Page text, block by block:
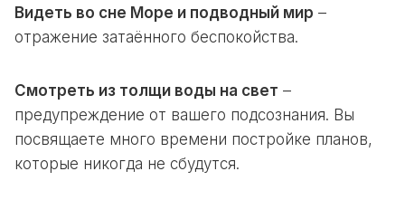
Видеть во сне Море и подводный мир –
отражение затаённого беспокойства.
Смотреть из толщи воды на свет –
предупреждение от вашего подсознания. Вы
посвящаете много времени постройке планов,
которые никогда не сбудутся.